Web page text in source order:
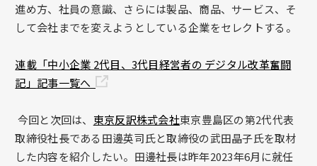
進め方、社員の意識、さらには製品、商品、サービス、そ
して会社までを変えようとしている企業をセレクトする。
連載「中小企業 2代目、3代目経営者の デジタル改革奮闘
記」記事一覧へ
今回と次回は、 東京反訳株式会社東京豊島区の第2代代表
取締役社長である田邊英司氏と取締役の武田晶子氏を取材
した内容を紹介したい。田邊社長は昨年2023年6月に就任